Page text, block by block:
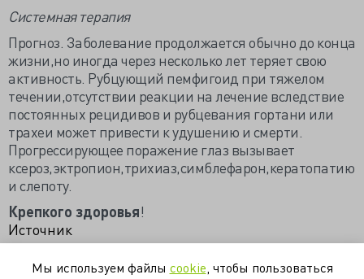
Системная терапия
Прогноз. Заболевание продолжается обычно до конца
жизни,но иногда через несколько лет теряет свою
активность. Рубцующий пемфигоид при тяжелом
течении,отсутствии реакции на лечение вследствие
постоянных рецидивов и рубцевания гортани или
трахеи может привести к удушению и смерти.
Прогрессирующее поражение глаз вызывает
ксероз,эктропион,трихиаз,симблефарон,кератопатию
и слепоту.
Крепкого здоровья!
Источник
диагностика клиническая картина кожа лечение
Мы используем файлы cookie , чтобы пользоваться